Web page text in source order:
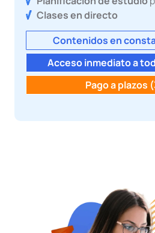
Clases en directo
Contenidos en
Acceso inmediato a
Pago a plazos